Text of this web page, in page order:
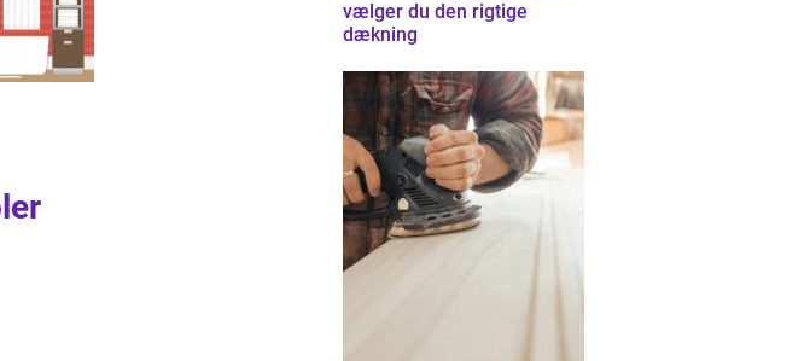
vælger du den rigtige
dækning